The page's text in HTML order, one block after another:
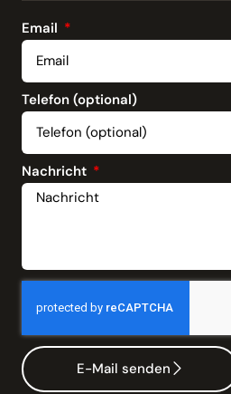
Email
Telefon (optional)
Nachricht
E-Mail senden